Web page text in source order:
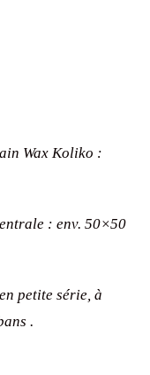
Wax Koliko :
: env. 50×50
petite série, à
.